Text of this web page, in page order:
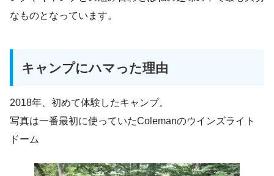
なものとなっています。
キャンプにハマった理由
2018年、初めて体験したキャンプ。
写真は一番最初に使っていたColemanのウインズライト
ドーム